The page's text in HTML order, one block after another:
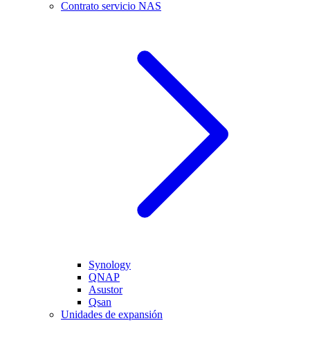
Contrato servicio NAS
Synology
QNAP
Asustor
Qsan
Unidades de expansión